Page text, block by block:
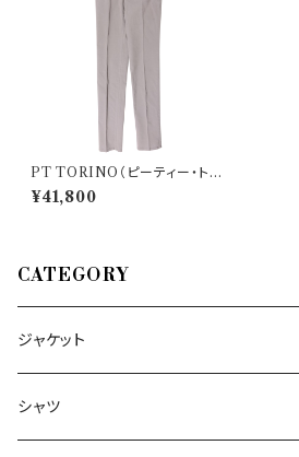
PT TORINO（ピーティー・トリ
ノ） パンツ SUPER SLIM FIT
32771
¥41,800
CATEGORY
ジャケット
～44/S
シャツ